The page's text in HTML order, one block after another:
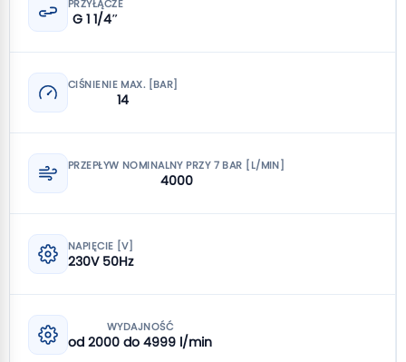
PRZYŁĄCZE
G 1 1/4″
CIŚNIENIE MAX. [BAR]
14
PRZEPŁYW NOMINALNY PRZY 7 BAR [L/MIN]
4000
NAPIĘCIE [V]
230V 50Hz
WYDAJNOŚĆ
od 2000 do 4999 l/min